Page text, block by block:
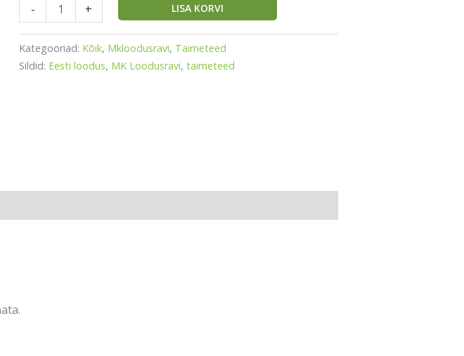
- + LISA KORVI
Kategooriad: Kõik, Mkloodusravi, Taimeteed
Sildid: Eesti loodus, MK Loodusravi,taimeteed